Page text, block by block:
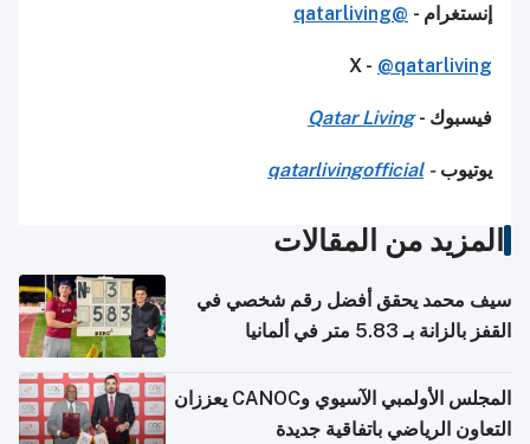
إنستغرام - @qatarliving
X - @qatarliving
فيسبوك -Qatar Living
يوتيوب-
qatarlivingofficial
المزيد من المقالات
سيف محمد يحقق أفضل رقم شخصي في
القفز بالزانة بـ 5.83 متر في ألمانيا
المجلس الأولمبي الآسيوي وCANOC يعززان
التعاون الرياضي باتفاقية جديدة